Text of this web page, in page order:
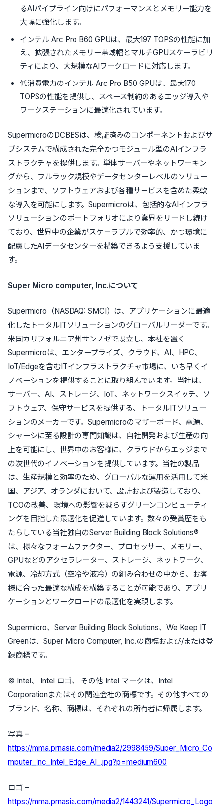
るAIパイプライン向けにパフォーマンスとメモリー能力を
大幅に強化します。
インテル Arc Pro B60 GPUは、最大197 TOPSの性能に加
え、拡張されたメモリー帯域幅とマルチGPUスケーラビリ
ティにより、大規模なAIワークロードに対応します。
低消費電力のインテル Arc Pro B50 GPUは、最大170
TOPSの性能を提供し、スペース制約のあるエッジ導入や
ワークステーションに最適化されています。
SupermicroのDCBBSは、検証済みのコンポーネントおよびサ
ブシステムで構成された完全かつモジュール型のAIインフラ
ストラクチャを提供します。単体サーバーやネットワーキン
グから、フルラック規模やデータセンターレベルのソリュー
ションまで、ソフトウェアおよび各種サービスを含めた柔軟
な導入を可能にします。Supermicroは、包括的なAIインフラ
ソリューションのポートフォリオにより業界をリードし続け
ており、世界中の企業がスケーラブルで効率的、かつ環境に
配慮したAIデータセンターを構築できるよう支援していま
す。
Super Micro computer, Inc.について
Supermicro（NASDAQ: SMCI）は、アプリケーションに最適
化したトータルITソリューションのグローバルリーダーです。
米国カリフォルニア州サンノゼで設立し、本社を置く
Supermicroは、エンタープライズ、クラウド、AI、HPC、
IoT/Edgeを含むITインフラストラクチャ市場に、いち早くイ
ノベーションを提供することに取り組んでいます。当社は、
サーバー、AI、ストレージ、IoT、ネットワークスイッチ、ソ
フトウェア、保守サービスを提供する、トータルITソリュー
ションのメーカーです。Supermicroのマザーボード、電源、
シャーシに至る設計の専門知識は、自社開発および生産の向
上を可能にし、世界中のお客様に、クラウドからエッジまで
の次世代のイノベーションを提供しています。当社の製品
は、生産規模と効率のため、グローバルな運用を活用して米
国、アジア、オランダにおいて、設計および製造しており、
TCOの改善、環境への影響を減らすグリーンコンピューティ
ングを目指した最適化を促進しています。数々の受賞歴をも
たらしている当社独自のServer Building Block Solutions®
は、様々なフォームファクター、プロセッサー、メモリー、
GPUなどのアクセラレーター、ストレージ、ネットワーク、
電源、冷却方式（空冷や液冷）の組み合わせの中から、お客
様に合った最適な構成を構築することが可能であり、アプリ
ケーションとワークロードの最適化を実現します。
Supermicro、Server Building Block Solutions、We Keep IT
Greenは、Super Micro Computer, Inc.の商標および/または登
録商標です。
© Intel、 Intel ロゴ、 その他 Intel マークは、Intel
Corporationまたはその関連会社の商標です。その他すべての
ブランド、名称、商標は、それぞれの所有者に帰属します。
写真 –
https://mma.prnasia.com/media2/2998459/Super_Micro_Co
mputer_Inc_Intel_Edge_AI_.jpg?p=medium600
ロゴ –
https://mma.prnasia.com/media2/1443241/Supermicro_Logo